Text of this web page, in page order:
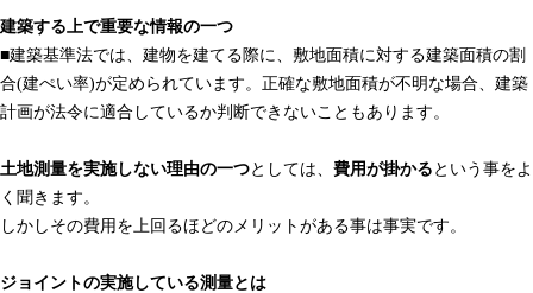
建築する上で重要な情報の一つ
■建築基準法では、建物を建てる際に、敷地面積に対する建築面積の割
合(建ぺい率)が定められています。正確な敷地面積が不明な場合、建築
計画が法令に適合しているか判断できないこともあります。
土地測量を実施しない理由の一つとしては、 費用が掛かる という事をよ
く聞きます。
しかしその費用を上回るほどのメリットがある事は事実です。
ジョイントの実施している測量とは